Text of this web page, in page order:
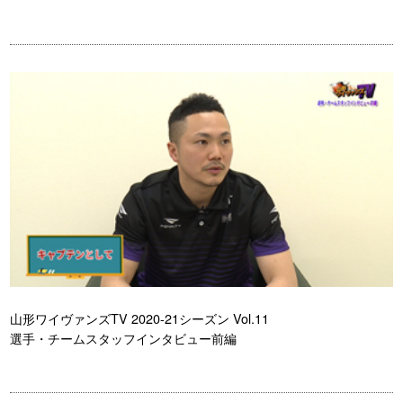
山形ワイヴァンズTV 2020-21シーズン Vol.11
選手・チームスタッフインタビュー前編